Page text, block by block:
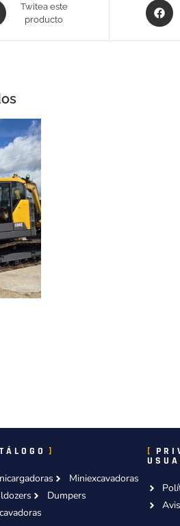
Twitea este
producto
Miniexcavadoras
Dumpers